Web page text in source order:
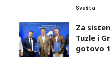
Svašta
Za
Tuzle i
gotovo